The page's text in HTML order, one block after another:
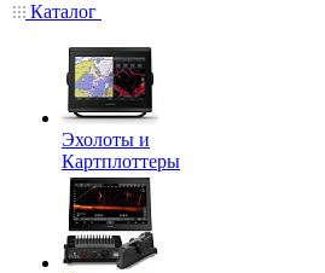
Каталог
Эхолоты и
Картплоттеры